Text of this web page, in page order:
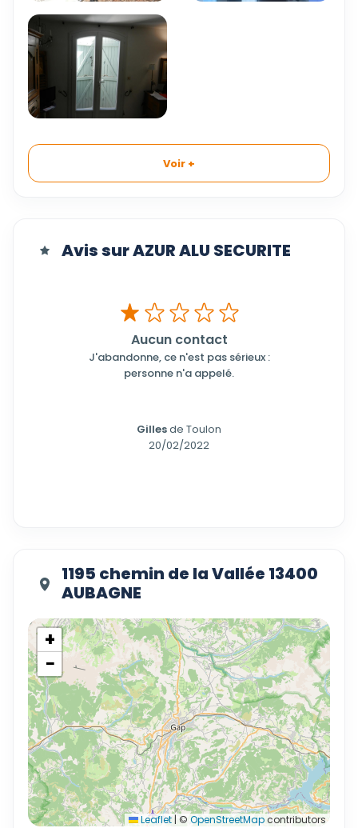
Voir +
Avis sur AZUR ALU SECURITE
Aucun contact
J'abandonne, ce n'est pas sérieux :
personne n'a appelé.
Gillesde Toulon
20/02/2022
1195 chemin de la Vallée 13400
AUBAGNE
+
−
Leaflet | © OpenStreetMapcontributors